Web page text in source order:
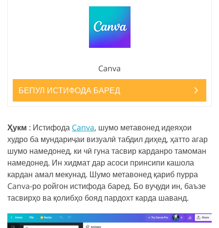
Canva
БЕПУЛ ИСТИФОДА БАРЕД
Ҳукм : Истифода Canva, шумо метавонед идеяҳои
худро ба мундариҷаи визуалӣ табдил диҳед, ҳатто агар
шумо намедонед, ки чӣ гуна тасвир карданро тамоман
намедонед. Ин хидмат дар асоси принсипи кашола
кардан амал мекунад. Шумо метавонед қариб пурра
Canva-ро ройгон истифода баред. Бо вуҷуди ин, баъзе
тасвирҳо ва қолибҳо бояд пардохт карда шаванд.